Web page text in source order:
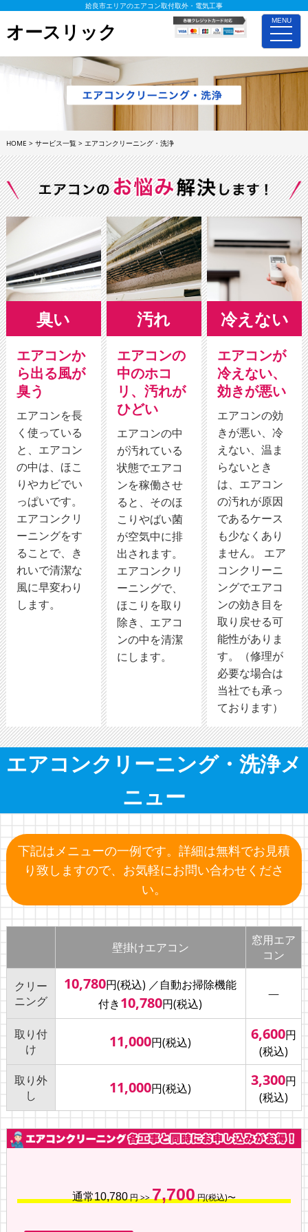
MENU
toggle
姶良市エリアのエアコン取付取外・電気工事
オースリック
HOME > サービス一覧> エアコンクリーニング・洗浄
臭い
エアコンか
ら出る風が
臭う
エアコンを長
く使っている
と、エアコン
の中は、ほこ
りやカビでい
っぱいです。
エアコンクリ
ーニングをす
ることで、き
れいで清潔な
風に早変わり
します。
汚れ
エアコンの
中のホコ
リ、汚れが
ひどい
エアコンの中
が汚れている
状態でエアコ
ンを稼働させ
ると、そのほ
こりやばい菌
が空気中に排
出されます。
エアコンクリ
ーニングで、
ほこりを取り
除き、エアコ
ンの中を清潔
にします。
冷えない
エアコンが
冷えない、
効きが悪い
エアコンの効
きが悪い、冷
えない、温ま
らないとき
は、エアコン
の汚れが原因
であるケース
も少なくあり
ません。 エア
コンクリーニ
ングでエアコ
ンの効き目を
取り戻せる可
能性がありま
す。（修理が
必要な場合は
当社でも承っ
ております）
エアコンクリーニング・洗浄メ
ニュー
下記はメニューの一例です。 詳細は無料でお見積
り致しますので、 お気軽にお問い合わせくださ
い。
壁掛けエアコン
窓用エア
コン
クリー
ニング
10,780円(税込) ／自動お掃除機能
付き10,780円(税込)
―
取り付
け
11,000円(税込) 6,600円
(税込)
取り外
し
11,000円(税込) 3,300円
(税込)
通常10,780円 >>7,700円(税込)〜